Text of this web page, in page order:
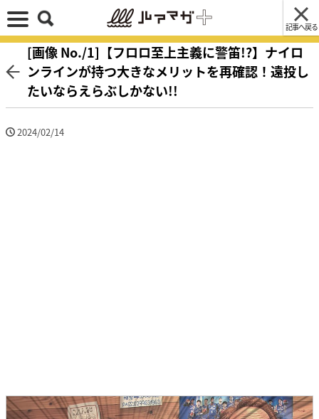
記事へ戻る
[画像 No./1]【フロロ至上主義に警笛!?】ナイロ
ンラインが持つ大きなメリットを再確認！遠投し
たいならえらぶしかない!!
2024/02/14